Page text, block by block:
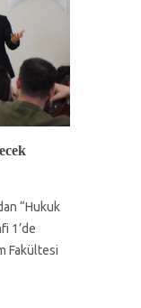
“Hukuk
1’de
Fakültesi